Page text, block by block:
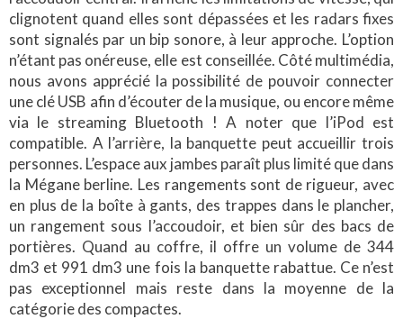
clignotent quand elles sont dépassées et les radars fixes
sont signalés par un bip sonore, à leur approche. L’option
n’étant pas onéreuse, elle est conseillée. Côté multimédia,
nous avons apprécié la possibilité de pouvoir connecter
une clé USB afin d’écouter de la musique, ou encore même
via le streaming Bluetooth ! A noter que l’iPod est
compatible. A l’arrière, la banquette peut accueillir trois
personnes. L’espace aux jambes paraît plus limité que dans
la Mégane berline. Les rangements sont de rigueur, avec
en plus de la boîte à gants, des trappes dans le plancher,
un rangement sous l’accoudoir, et bien sûr des bacs de
portières. Quand au coffre, il offre un volume de 344
dm3 et 991 dm3 une fois la banquette rabattue. Ce n’est
pas exceptionnel mais reste dans la moyenne de la
catégorie des compactes.